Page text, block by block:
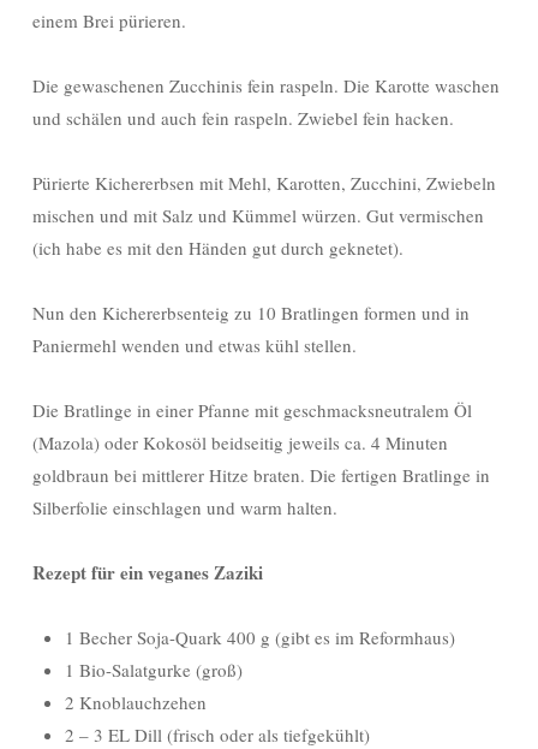
einem Brei pürieren.
Die gewaschenen Zucchinis fein raspeln. Die Karotte waschen
und schälen und auch fein raspeln. Zwiebel fein hacken.
Pürierte Kichererbsen mit Mehl, Karotten, Zucchini, Zwiebeln
mischen und mit Salz und Kümmel würzen. Gut vermischen
(ich habe es mit den Händen gut durch geknetet).
Nun den Kichererbsenteig zu 10 Bratlingen formen und in
Paniermehl wenden und etwas kühl stellen.
Die Bratlinge in einer Pfanne mit geschmacksneutralem Öl
(Mazola) oder Kokosöl beidseitig jeweils ca. 4 Minuten
goldbraun bei mittlerer Hitze braten. Die fertigen Bratlinge in
Silberfolie einschlagen und warm halten.
Rezept für ein veganes Zaziki
1 Becher Soja-Quark 400 g (gibt es im Reformhaus)
1 Bio-Salatgurke (groß)
2 Knoblauchzehen
2 – 3 EL Dill (frisch oder als tiefgekühlt)